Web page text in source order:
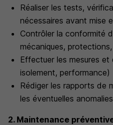
Réaliser les tests,
nécessaires avant mise
Contrôler la conformité
mécaniques,
Effectuer les mesures et
isolement, performance)
Rédiger les rapports de
les éventuelles anomalies
2. Maintenance